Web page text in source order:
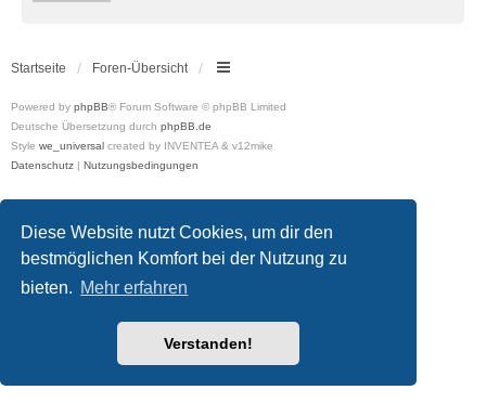
Diese Website nutzt Cookies, um dir den
bestmöglichen Komfort bei der Nutzung zu
bieten. Mehr erfahren
Verstanden!
Startseite Foren-Übersicht
Powered by phpBB® Forum Software © phpBB Limited
Deutsche Übersetzung durch phpBB.de
Style we_universal created by INVENTEA & v12mike
Datenschutz | Nutzungsbedingungen